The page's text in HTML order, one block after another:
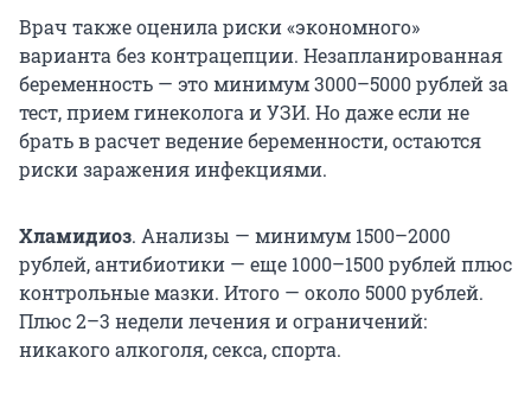
Врач также оценила риски «экономного»
варианта без контрацепции. Незапланированная
беременность — это минимум 3000–5000 рублей за
тест, прием гинеколога и УЗИ. Но даже если не
брать в расчет ведение беременности, остаются
риски заражения инфекциями.
Хламидиоз. Анализы — минимум 1500–2000
рублей, антибиотики — еще 1000–1500 рублей плюс
контрольные мазки. Итого — около 5000 рублей.
Плюс 2–3 недели лечения и ограничений:
никакого алкоголя, секса, спорта.